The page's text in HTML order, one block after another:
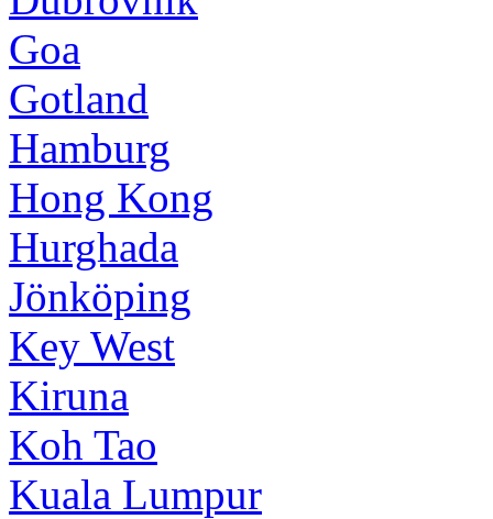
Goa
Gotland
Hamburg
Hong Kong
Hurghada
Jönköping
Key West
Kiruna
Koh Tao
Kuala Lumpur